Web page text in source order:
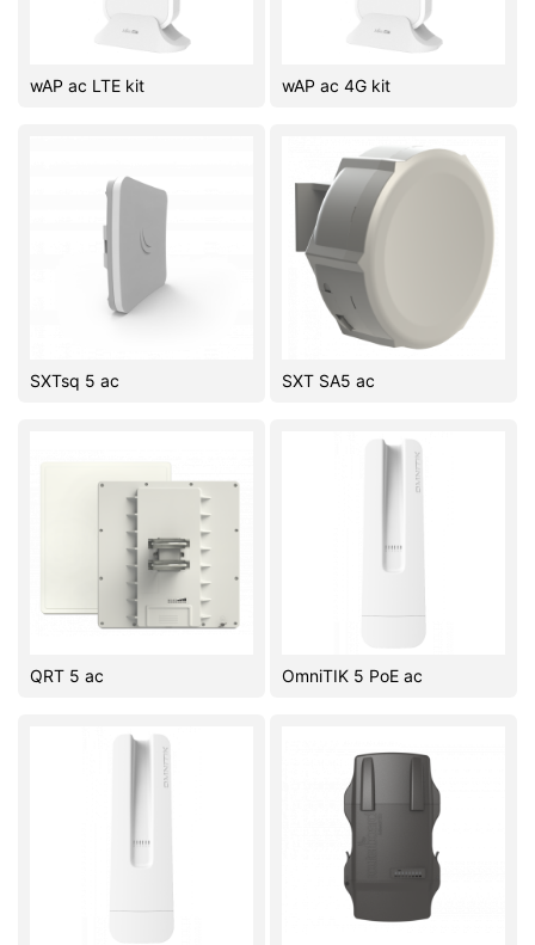
Комплектующие ПК
wAP ac LTE kit wAP ac 4G kit
SXTsq 5 ac SXT SA5 ac
QRT 5 ac OmniTIK 5 PoE ac